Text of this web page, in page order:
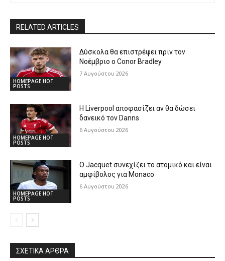
RELATED ARTICLES
HOMEPAGE HOT
POSTS
Δύσκολα θα επιστρέψει πριν τον
Νοέμβριο ο Conor Bradley
7 Αυγούστου 2026
HOMEPAGE HOT
POSTS
Η Liverpool αποφασίζει αν θα δώσει
δανεικό τον Danns
6 Αυγούστου 2026
HOMEPAGE HOT
POSTS
Ο Jacquet συνεχίζει το ατομικό και είναι
αμφίβολος για Monaco
6 Αυγούστου 2026
ΣΧΕΤΙΚΆ ΆΡΘΡΑ